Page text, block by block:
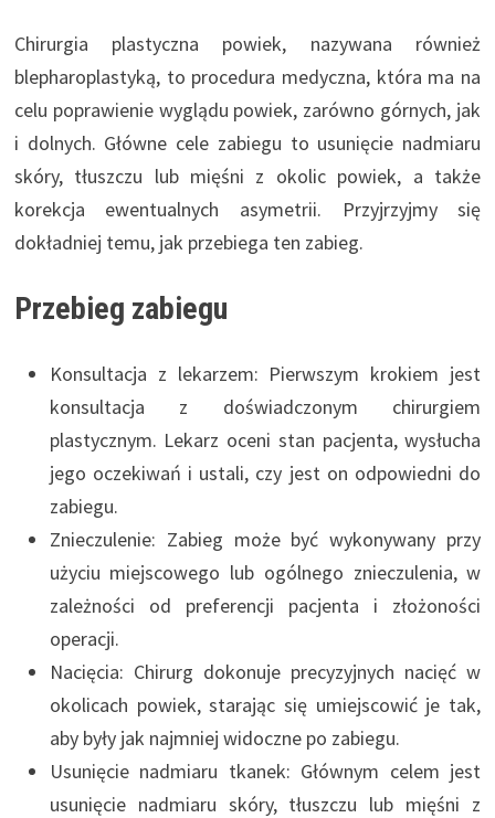
Chirurgia plastyczna powiek, nazywana również
blepharoplastyką, to procedura medyczna, która ma na
celu poprawienie wyglądu powiek, zarówno górnych, jak
i dolnych. Główne cele zabiegu to usunięcie nadmiaru
skóry, tłuszczu lub mięśni z okolic powiek, a także
korekcja ewentualnych asymetrii. Przyjrzyjmy się
dokładniej temu, jak przebiega ten zabieg.
Przebieg zabiegu
Konsultacja z lekarzem: Pierwszym krokiem jest
konsultacja z doświadczonym chirurgiem
plastycznym. Lekarz oceni stan pacjenta, wysłucha
jego oczekiwań i ustali, czy jest on odpowiedni do
zabiegu.
Znieczulenie: Zabieg może być wykonywany przy
użyciu miejscowego lub ogólnego znieczulenia, w
zależności od preferencji pacjenta i złożoności
operacji.
Nacięcia: Chirurg dokonuje precyzyjnych nacięć w
okolicach powiek, starając się umiejscowić je tak,
aby były jak najmniej widoczne po zabiegu.
Usunięcie nadmiaru tkanek: Głównym celem jest
usunięcie nadmiaru skóry, tłuszczu lub mięśni z